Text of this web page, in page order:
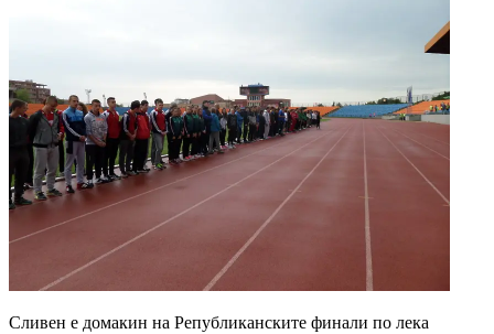
Сливен е домакин на Републиканските финали по лека